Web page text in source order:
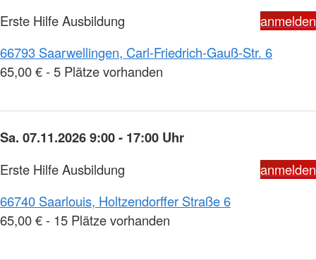
Erste Hilfe Ausbildung
anmelden
66793 Saarwellingen, Carl-Friedrich-Gauß-Str. 6
65,00 € - 5 Plätze vorhanden
Sa. 07.11.2026 9:00 - 17:00 Uhr
Erste Hilfe Ausbildung
anmelden
66740 Saarlouis, Holtzendorffer Straße 6
65,00 € - 15 Plätze vorhanden